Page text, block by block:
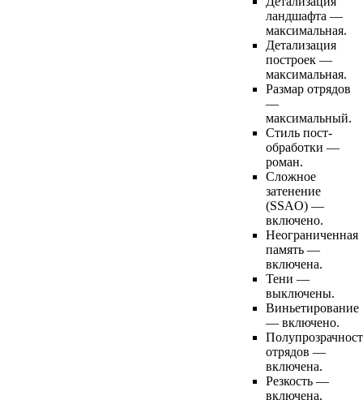
ландшафта —
максимальная.
Детализация
построек —
максимальная.
Размар отрядов
—
максимальный.
Стиль пост-
обработки —
роман.
Сложное
затенение
(SSAO) —
включено.
Неограниченная
память —
включена.
Тени —
выключены.
Виньетирование
— включено.
отрядов —
включена.
Резкость —
включена.